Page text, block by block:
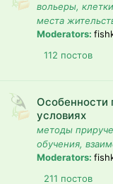
вольеры,
места
Moderators:
112 постов
Особенности
условиях
методы
обучения,
Moderators:
211 постов